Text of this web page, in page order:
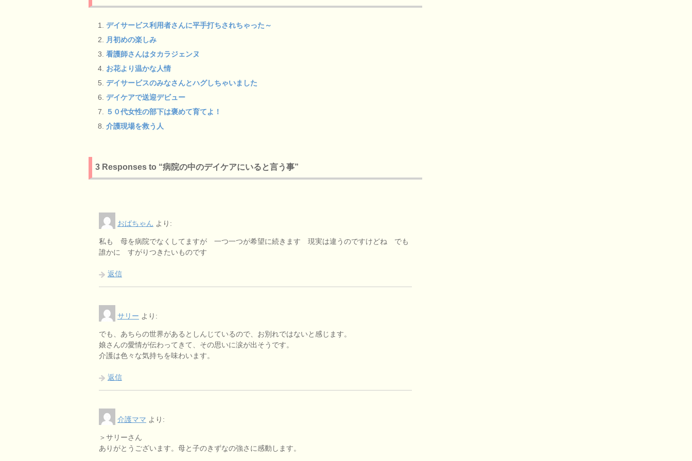
デイサービス利用者さんに平手打ちされちゃった～
月初めの楽しみ
看護師さんはタカラジェンヌ
お花より温かな人情
デイサービスのみなさんとハグしちゃいました
デイケアで送迎デビュー
５０代女性の部下は褒めて育てよ！
介護現場を救う人
3 Responses to “病院の中のデイケアにいると言う事”
おばちゃん より:
私も 母を病院でなくしてますが 一つ一つが希望に続きます 現実は違うのですけどね でも
誰かに すがりつきたいものです
返信
サリー より:
でも、あちらの世界があるとしんじているので、お別れではないと感じます。
娘さんの愛情が伝わってきて、その思いに涙が出そうです。
介護は色々な気持ちを味わいます。
返信
介護ママ より:
＞サリーさん
ありがとうございます。母と子のきずなの強さに感動します。